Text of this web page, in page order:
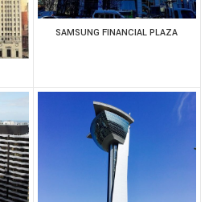
SAMSUNG FINANCIAL PLAZA